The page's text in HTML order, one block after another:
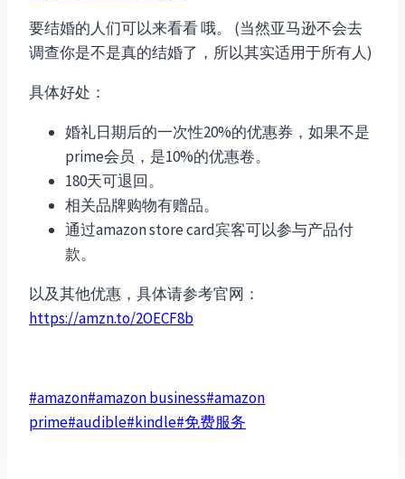
要结婚的人们可以来看看 哦。 (当然亚马逊不会去
调查你是不是真的结婚了，所以其实适用于所有人)
具体好处：
婚礼日期后的一次性20%的优惠券，如果不是
prime会员，是10%的优惠卷。
180天可退回。
相关品牌购物有赠品。
通过amazon store card宾客可以参与产品付
款。
以及其他优惠，具体请参考官网：
https://amzn.to/2OECF8b
文
章
#amazon#amazon business#amazon
prime#audible#kindle#免费服务